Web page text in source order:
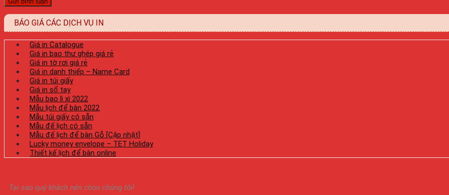
BÁO GIÁ CÁC DỊCH VỤ IN
Giá in Catalogue
Giá in bao thư ghép giá rẻ
Giá in tờ rơi giá rẻ
Giá in danh thiếp – Name Card
Giá in túi giấy
Giá in sổ tay
Mẫu bao lì xì 2022
Mẫu lịch để bàn 2022
Mẫu túi giấy có sẵn
Mẫu đế lịch có sẵn
Mẫu đế lịch để bàn Gỗ [Cập nhật]
Lucky money envelope – TET Holiday
Thiết kế lịch để bàn online
Tại sao quý khách nên chọn chúng tôi!